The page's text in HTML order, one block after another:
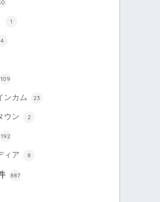
1
4
109
ンカム 23
ウン 2
192
ィア 8
887